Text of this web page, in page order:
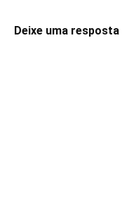
Deixe uma resposta